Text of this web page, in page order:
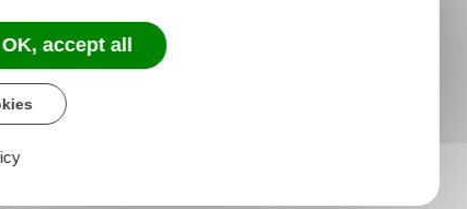
OK, accept all